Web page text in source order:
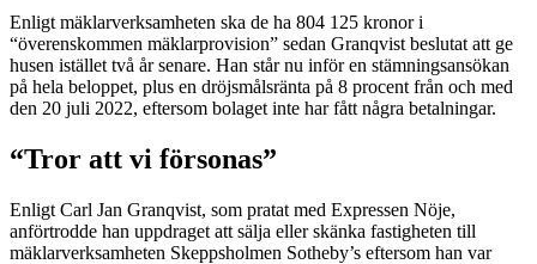
Enligt mäklarverksamheten ska de ha 804 125 kronor i
“överenskommen mäklarprovision” sedan Granqvist beslutat att ge
husen istället två år senare. Han står nu inför en stämningsansökan
på hela beloppet, plus en dröjsmålsränta på 8 procent från och med
den 20 juli 2022, eftersom bolaget inte har fått några betalningar.
“Tror att vi försonas”
Enligt Carl Jan Granqvist, som pratat med Expressen Nöje,
anförtrodde han uppdraget att sälja eller skänka fastigheten till
mäklarverksamheten Skeppsholmen Sotheby’s eftersom han var